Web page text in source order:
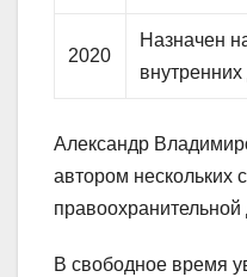
2020
Назначен
Александр
автором нескольких
правоохранительной
В свободное время